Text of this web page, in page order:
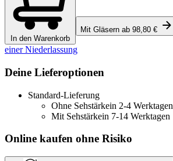
In den Warenkorb
Mit Gläsern ab 98,80 €
einer Niederlassung
Deine Lieferoptionen
Standard-Lieferung
Ohne Sehstärkein 2-4 Werktagen
Mit Sehstärkein 7-14 Werktagen
Online kaufen ohne Risiko